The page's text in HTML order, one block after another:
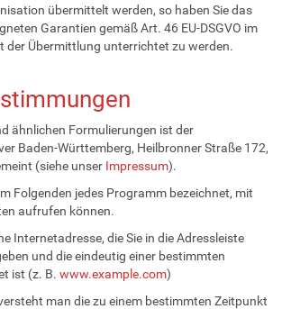
übermittelt werden, so haben Sie das
Garantien gemäß Art. 46 EU-DSGVO im
der Übermittlung unterrichtet zu werden.
ähnlichen Formulierungen ist der
Baden-Württemberg, Heilbronner Straße 172,
(siehe unser Impressum).
Folgenden jedes Programm bezeichnet, mit
aufrufen können.
Internetadresse, die Sie in die Adressleiste
und die eindeutig einer bestimmten
ist (z. B. www.example.com)
man die zu einem bestimmten Zeitpunkt